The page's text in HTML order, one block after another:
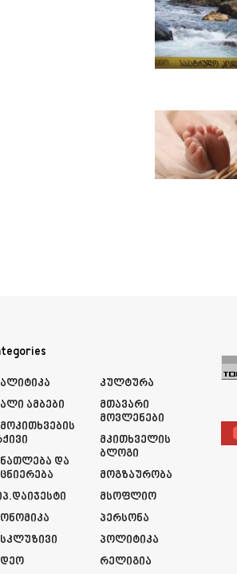
Ამბები
Და
Კულტურა
Მთავარი
Მოვლენები
Მკითხველის
Ბლოგი
Მოგზაურობა
Მსოფლიო
Პერსონა
Პოლიტიკა
Რელიგია